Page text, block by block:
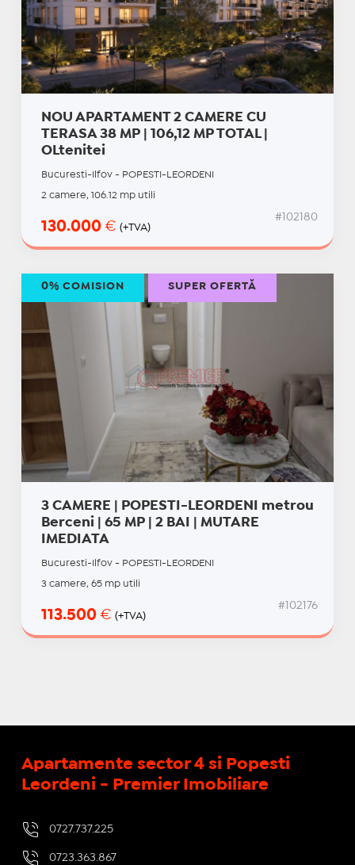
NOU APARTAMENT 2 CAMERE CU
TERASA 38 MP | 106,12 MP TOTAL |
OLtenitei
Bucuresti-Ilfov - POPESTI-LEORDENI
2 camere, 106.12 mp utili
130.000 € (+TVA)
#102180
3 CAMERE | POPESTI-LEORDENI metrou
Berceni | 65 MP | 2 BAI | MUTARE
IMEDIATA
Bucuresti-Ilfov - POPESTI-LEORDENI
3 camere, 65 mp utili
113.500 € (+TVA)
#102176
0% COMISION SUPER OFERTĂ
Apartamente sector 4 si Popesti
Leordeni - Premier Imobiliare
0727.737.225
0723.363.867